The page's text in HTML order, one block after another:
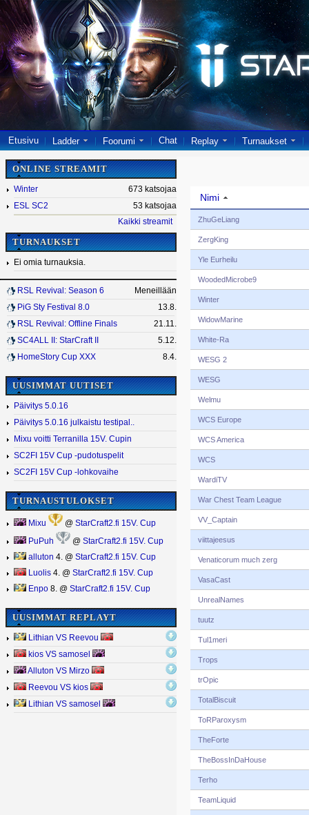
Etusivu Ladder Foorumi Chat Replay Turnaukset
ONLINE STREAMIT
Winter
673 katsojaa
ESL SC2
53 katsojaa
Kaikki streamit
TURNAUKSET
Ei omia turnauksia.
RSL Revival: Season 6
Meneillään
PiG Sty Festival 8.0
13.8.
RSL Revival: Offline Finals
21.11.
SC4ALL II: StarCraft II
5.12.
HomeStory Cup XXX
8.4.
UUSIMMAT UUTISET
Päivitys 5.0.16
Päivitys 5.0.16 julkaistu testipal..
Mixu voitti Terranilla 15V. Cupin
SC2FI 15V Cup -pudotuspelit
SC2FI 15V Cup -lohkovaihe
TURNAUSTULOKSET
Mixu @ StarCraft2.fi 15V. Cup
PuPuh @ StarCraft2.fi 15V. Cup
alluton 4. @ StarCraft2.fi 15V. Cup
Luolis 4. @ StarCraft2.fi 15V. Cup
Enpo 8. @ StarCraft2.fi 15V. Cup
UUSIMMAT REPLAYT
Lithian VS Reevou
kios VS samosel
Alluton VS Mirzo
Reevou VS kios
Lithian VS samosel
Nimi
ZhuGeLiang
ZergKing
Yle Eurheilu
WoodedMicrobe9
Winter
WidowMarine
White-Ra
WESG 2
WESG
Welmu
WCS Europe
WCS America
WCS
WardiTV
War Chest Team League
VV_Captain
viittajeesus
Venaticorum much zerg
VasaCast
UnrealNames
tuutz
Tul1meri
Trops
trOpic
TotalBiscuit
ToRParoxysm
TheForte
TheBossInDaHouse
Terho
TeamLiquid